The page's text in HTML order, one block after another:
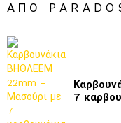
ΑΠΌ
7